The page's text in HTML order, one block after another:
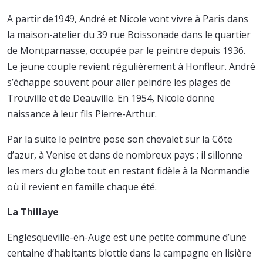
A partir de1949, André et Nicole vont vivre à Paris dans
la maison-atelier du 39 rue Boissonade dans le quartier
de Montparnasse, occupée par le peintre depuis 1936.
Le jeune couple revient régulièrement à Honfleur. André
s’échappe souvent pour aller peindre les plages de
Trouville et de Deauville. En 1954, Nicole donne
naissance à leur fils Pierre-Arthur.
Par la suite le peintre pose son chevalet sur la Côte
d’azur, à Venise et dans de nombreux pays ; il sillonne
les mers du globe tout en restant fidèle à la Normandie
où il revient en famille chaque été.
La Thillaye
Englesqueville-en-Auge est une petite commune d’une
centaine d’habitants blottie dans la campagne en lisière